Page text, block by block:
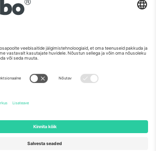
bul
Sofia,
UAE Dubai Silicon Oasis, DDP
Roma
06700
Detailide jaoks vaata konkreetse
ja tingimusi.,
õigused kaitstud.